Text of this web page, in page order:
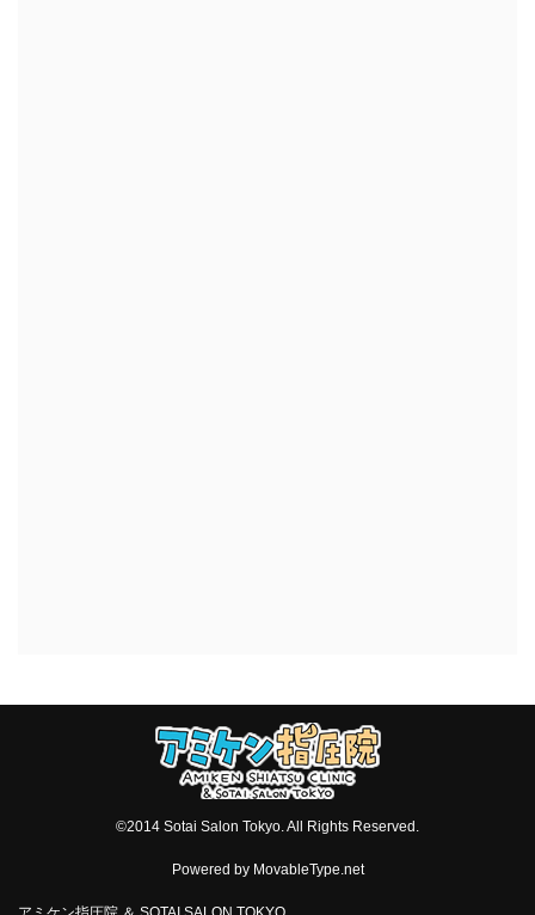
©2014 Sotai Salon Tokyo. All Rights Reserved.
Powered by MovableType.net